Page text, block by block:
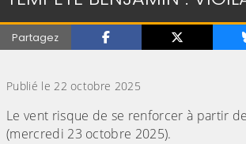
Partagez
Publié le 22 octobre 2025
Le vent risque de se renforcer à partir
(mercredi 23 octobre 2025).